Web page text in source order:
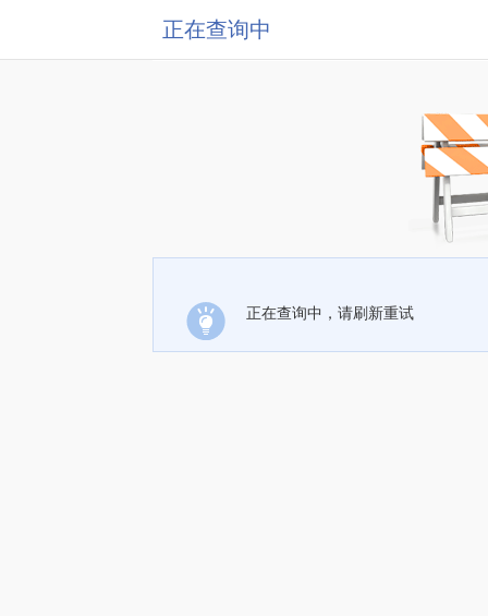
正在查询中
正在查询中，请刷新重试